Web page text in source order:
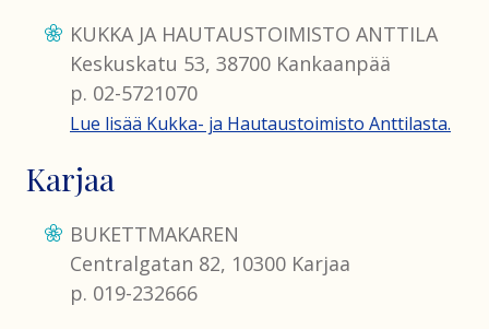
KUKKA JA HAUTAUSTOIMISTO ANTTILA
Keskuskatu 53, 38700 Kankaanpää
p. 02-5721070
Lue lisää Kukka- ja Hautaustoimisto Anttilasta.
Karjaa
BUKETTMAKAREN
Centralgatan 82, 10300 Karjaa
p. 019-232666